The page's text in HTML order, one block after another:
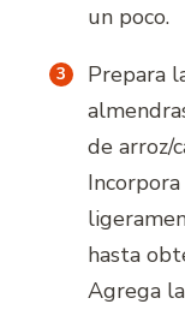
un poco.
Prepara
de arroz/
hasta
Agrega